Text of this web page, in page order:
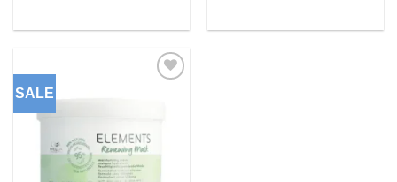
SALE
hinzufügen